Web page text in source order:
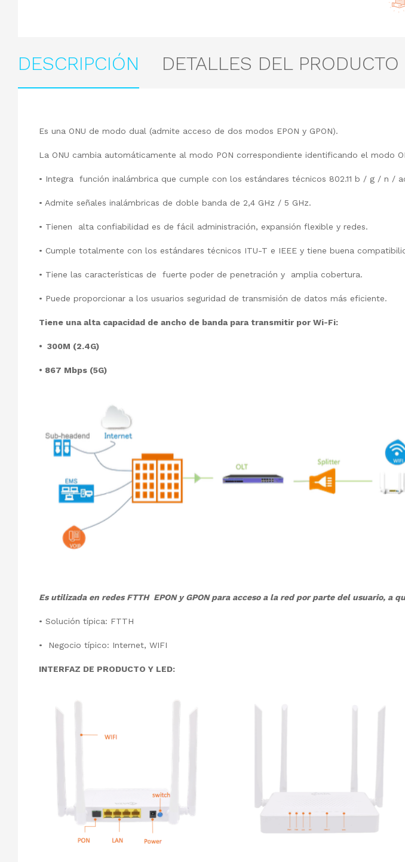
DESCRIPCIÓN DETALLES DEL PRODUCTO
Es una ONU de modo dual (admite acceso de dos modos EPON y GPON).
La ONU cambia automáticamente al modo PON correspondiente identificando el modo
• Integra función inalámbrica que cumple con los estándares técnicos 802.11 b / g / n /
• Admite señales inalámbricas de doble banda de 2,4 GHz / 5 GHz.
• Tienen alta confiabilidad es de fácil administración, expansión flexible y redes.
• Cumple totalmente con los estándares técnicos ITU-T e IEEE y tiene buena
• Tiene las características de fuerte poder de penetración y amplia cobertura.
• Puede proporcionar a los usuarios seguridad de transmisión de datos más eficiente.
Tiene una alta capacidad de ancho de banda para transmitir por Wi-Fi:
• 300M (2.4G)
• 867 Mbps (5G)
Es utilizada en redes FTTH EPON y GPON para acceso a la red por parte del usuario,
• Solución típica: FTTH
• Negocio típico: Internet, WIFI
INTERFAZ DE PRODUCTO Y LED: